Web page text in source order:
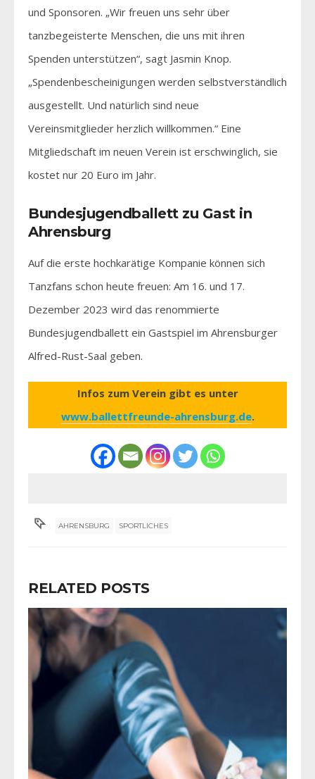
und Sponsoren. „Wir freuen uns sehr über
tanzbegeisterte Menschen, die uns mit ihren
Spenden unterstützen“, sagt Jasmin Knop.
„Spendenbescheinigungen werden selbstverständlich
ausgestellt. Und natürlich sind neue
Vereinsmitglieder herzlich willkommen.“ Eine
Mitgliedschaft im neuen Verein ist erschwinglich, sie
kostet nur 20 Euro im Jahr.
Bundesjugendballett zu Gast in
Ahrensburg
Auf die erste hochkarätige Kompanie können sich
Tanzfans schon heute freuen: Am 16. und 17.
Dezember 2023 wird das renommierte
Bundesjugendballett ein Gastspiel im Ahrensburger
Alfred-Rust-Saal geben.
Infos zum Verein gibt es unter
www.ballettfreunde-ahrensburg.de.
AHRENSBURG SPORTLICHES
RELATED POSTS